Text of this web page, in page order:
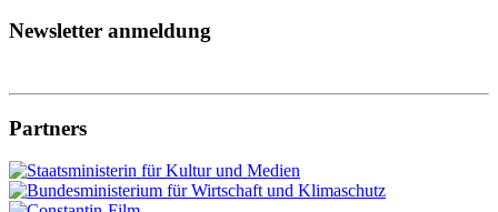
Newsletter anmeldung
Partners